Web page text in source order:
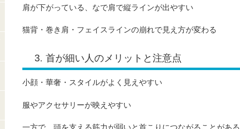
肩が下がっている、なで肩で縦ラインが出やすい
猫背・巻き肩・フェイスラインの崩れで見え方が変わる
3. 首が細い人のメリットと注意点
小顔・華奢・スタイルがよく見えやすい
服やアクセサリーが映えやすい
一方で、頭を支える筋力が弱いと首こりにつながることがある